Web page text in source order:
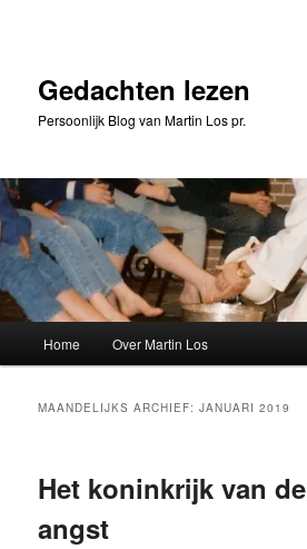
Gedachten lezen
Persoonlijk Blog van Martin Los pr.
Home Over Martin Los
MAANDELIJKS ARCHIEF:JANUARI 2019
Het koninkrijk van de
angst